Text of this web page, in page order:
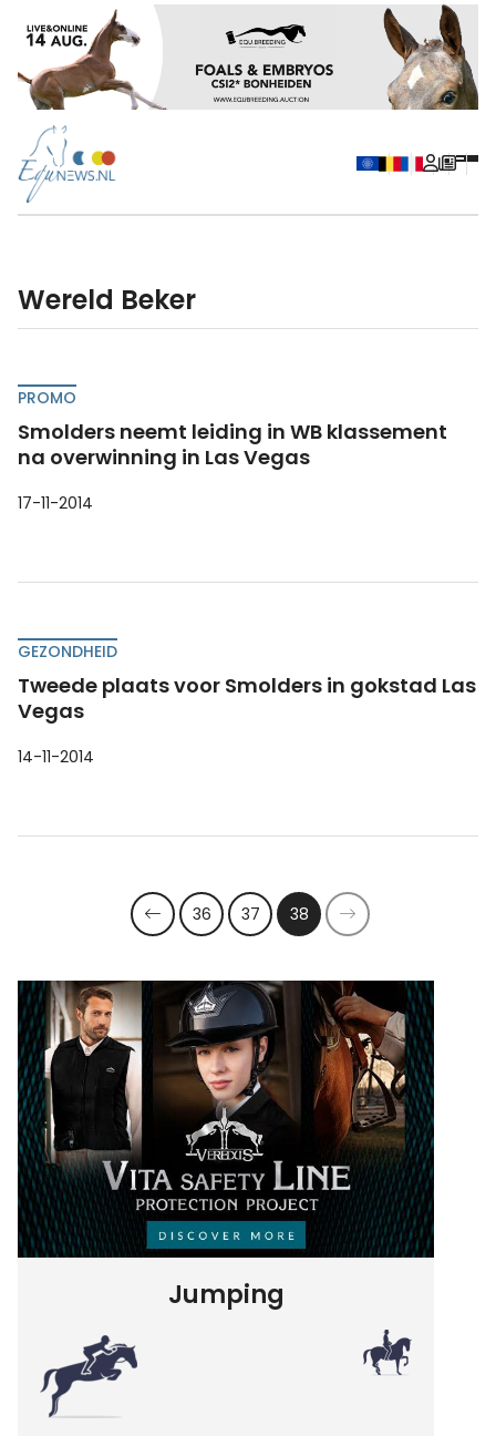
Wereld Beker
PROMO
Smolders neemt leiding in WB klassement
na overwinning in Las Vegas
17-11-2014
GEZONDHEID
Tweede plaats voor Smolders in gokstad Las
Vegas
14-11-2014
36 37 38
Jumping